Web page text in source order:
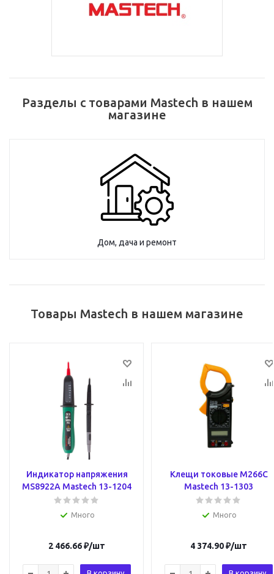
Разделы с товарами Mastech в нашем
магазине
Дом, дача и ремонт
Товары Mastech в нашем магазине
Индикатор напряжения
MS8922A Mastech 13-1204
Много
2 466.66₽/шт
Клещи токовые M266C
Mastech 13-1303
Много
4 374.90₽/шт